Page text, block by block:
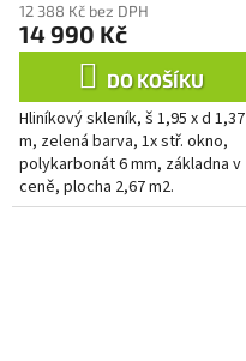
12 388 Kč bez DPH
14 990 Kč
DO KOŠÍKU
Hliníkový skleník, š 1,95 x d 1,37
m, zelená barva, 1x stř. okno,
polykarbonát 6 mm, základna v
ceně, plocha 2,67 m2.